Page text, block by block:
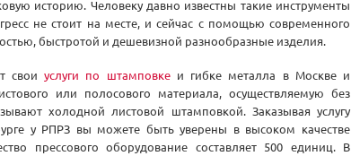
историю. Человеку давно известны такие инструменты
не стоит на месте, и сейчас с помощью современного
быстротой и дешевизной разнообразные изделия.
своиуслуги по штамповкеи гибке металла в Москве и
или полосового материала, осуществляемую без
холодной листовой штамповкой. Заказывая услугу
у РПРЗ вы можете быть уверены в высоком качестве
прессового оборудование составляет 500 единиц. В